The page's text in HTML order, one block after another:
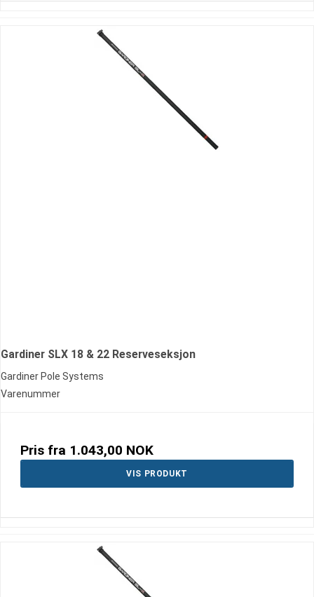
Gardiner SLX 18 & 22 Reserveseksjon
Gardiner Pole Systems
Varenummer
Pris fra 1.043,00 NOK
VIS PRODUKT